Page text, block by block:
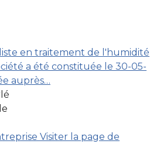
en traitement de l'humidité
a été constituée le 30-05-
auprès…
Visiter la page de